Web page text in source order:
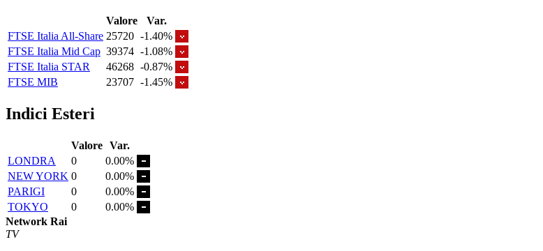
Valore
Var.
FTSE Italia All-Share 25720 -1.40%
FTSE Italia Mid Cap 39374 -1.08%
FTSE Italia STAR
46268 -0.87%
FTSE MIB
23707 -1.45%
Indici Esteri
Valore Var.
LONDRA
0
0.00%
NEW YORK 0
0.00%
PARIGI
0
0.00%
TOKYO
0
0.00%
Network Rai
TV